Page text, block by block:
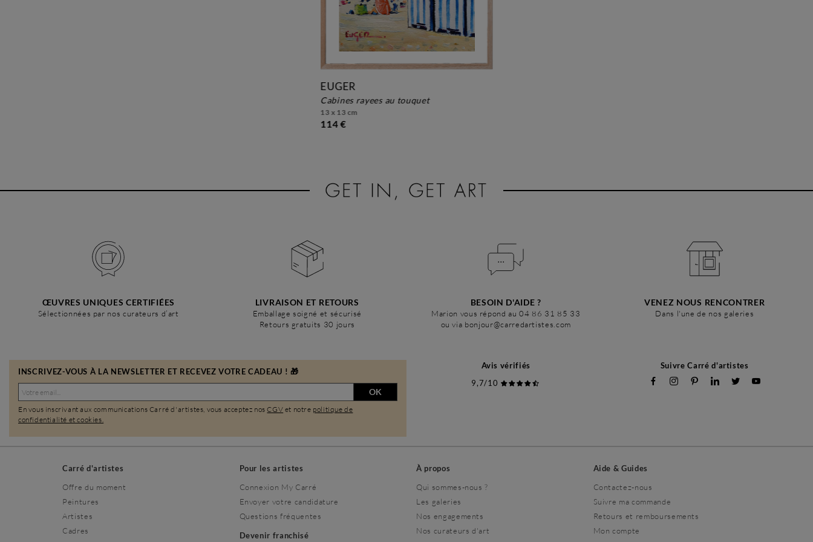
EUGER
cabines rayees au touquet
13 x 13 cm
114 €
ŒUVRES UNIQUES CERTIFIÉES
Sélectionnées par nos curateurs d’art
LIVRAISON ET RETOURS
Emballage soigné et sécurisé
Retours gratuits 30 jours
BESOIN D'AIDE ?
Marion vous répond au 04 86 31 85 33
ou via bonjour@carredartistes.com
VENEZ NOUS RENCONTRER
Dans l'une de nos galeries
INSCRIVEZ-VOUS À LA NEWSLETTER ET RECEVEZ VOTRE CADEAU ! 🎁
OK
En vous inscrivant aux communications Carré d'artistes, vous acceptez nosCGV et notre politique de
confidentialité et cookies.
Avis vérifiés
9,7/10
Suivre Carré d'artistes
Carré d'artistes
Offre du moment
Peintures
Artistes
Cadres
Pour les artistes
Connexion My Carré
Envoyer votre candidature
Questions fréquentes
Devenir franchisé
À propos
Qui sommes-nous ?
Les galeries
Nos engagements
Nos curateurs d'art
Aide & Guides
Contactez-nous
Suivre ma commande
Retours et remboursements
Mon compte